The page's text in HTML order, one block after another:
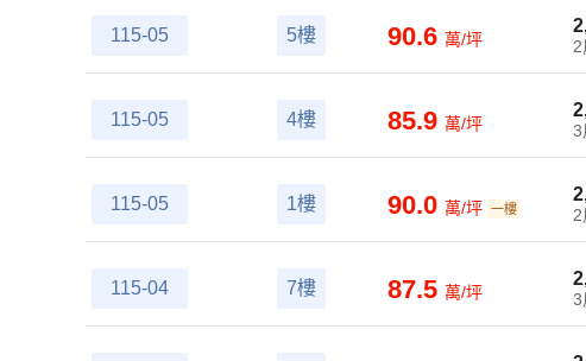
115-05 5樓 90.6 萬/坪
115-05 4樓 85.9 萬/坪
3
115-05 1樓 90.0 萬/坪 一樓
115-04 7樓 87.5 萬/坪
3